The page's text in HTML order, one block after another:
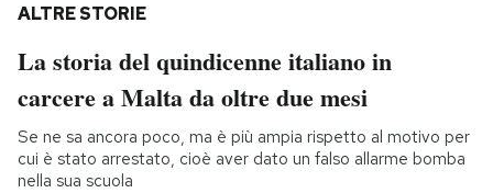
ALTRE STORIE
La storia del quindicenne italiano in
carcere a Malta da oltre due mesi
Se ne sa ancora poco, ma è più ampia rispetto al motivo per
cui è stato arrestato, cioè aver dato un falso allarme bomba
nella sua scuola